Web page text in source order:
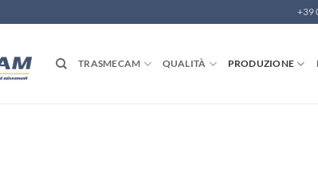
+39
TRASMECAM QUALITÀ PRODUZIONE